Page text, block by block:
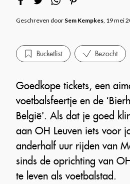
Geschreven door Sem Kempkes, 19 mei
Bucketlist Bezocht
Goedkope tickets, een
voetbalsfeertje en de
België’. Als dat je goed
aan OH Leuven iets voor
anderhalf uur rijden van
sinds de oprichting van
te leven als voetbalstad.